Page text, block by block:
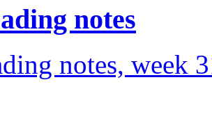
notes
notes, week